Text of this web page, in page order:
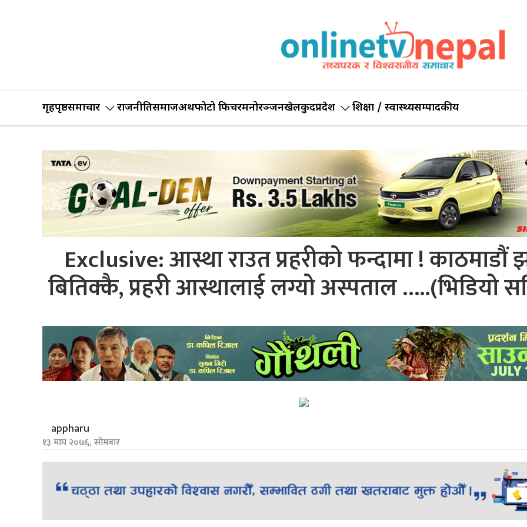
गृहपृष्ठसमाचार राजनीतिसमाजअर्थफोटो फिचरमनोरञ्जनखेलकुदप्रदेश शिक्षा / स्वास्थ्यसम्पादकीय
Exclusive: आस्था राउत प्रहरीको फन्दामा ! काठमाडौं
बितिक्कै, प्रहरी आस्थालाई लग्यो अस्पताल …..(भिडियो
appharu
१३ माघ २०७६, सोमबार